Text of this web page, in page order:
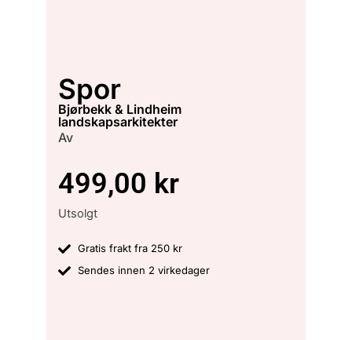
Spor
Bjørbekk & Lindheim
landskapsarkitekter
Av
499,00 kr
Utsolgt
Gratis frakt fra 250 kr
Sendes innen 2 virkedager